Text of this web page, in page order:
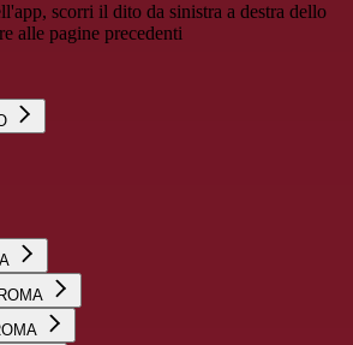
scorri il dito da sinistra a destra dello
alle pagine precedenti